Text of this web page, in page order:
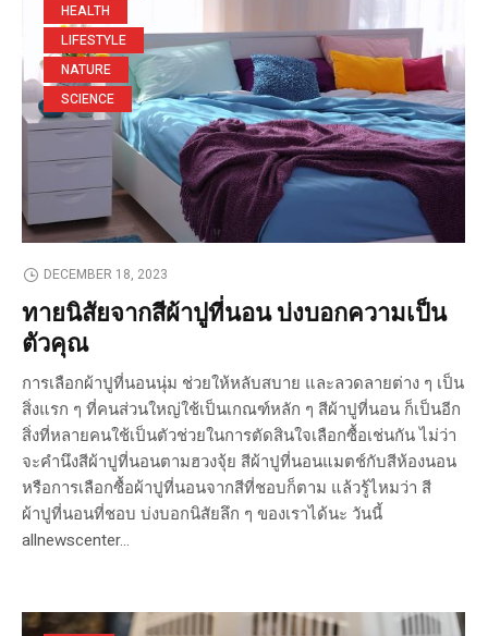
HEALTH
LIFESTYLE
NATURE
SCIENCE
DECEMBER 18, 2023
ทายนิสัยจากสีผ้าปูที่นอน บ่งบอกความเป็น
ตัวคุณ
การเลือกผ้าปูที่นอนนุ่ม ช่วยให้หลับสบาย และลวดลายต่าง ๆ เป็น
สิ่งแรก ๆ ที่คนส่วนใหญ่ใช้เป็นเกณฑ์หลัก ๆ สีผ้าปูที่นอน ก็เป็นอีก
สิ่งที่หลายคนใช้เป็นตัวช่วยในการตัดสินใจเลือกซื้อเช่นกัน ไม่ว่า
จะคำนึงสีผ้าปูที่นอนตามฮวงจุ้ย สีผ้าปูที่นอนแมตช์กับสีห้องนอน
หรือการเลือกซื้อผ้าปูที่นอนจากสีที่ชอบก็ตาม แล้วรู้ไหมว่า สี
ผ้าปูที่นอนที่ชอบ บ่งบอกนิสัยลึก ๆ ของเราได้นะ วันนี้
allnewscenter...